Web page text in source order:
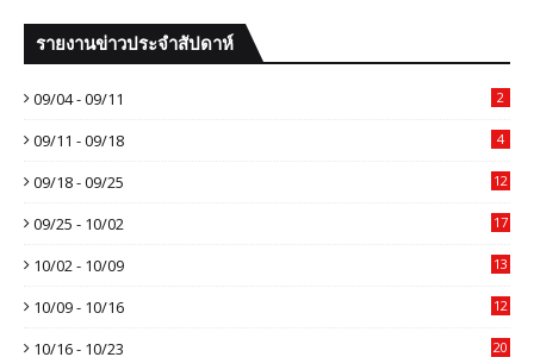
รายงานข่าวประจำสัปดาห์
09/04 - 09/11 2
09/11 - 09/18 4
09/18 - 09/25 12
09/25 - 10/02 17
10/02 - 10/09 13
10/09 - 10/16 12
10/16 - 10/23 20